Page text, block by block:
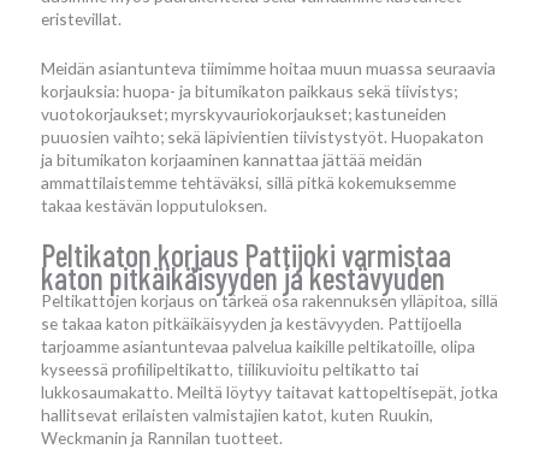
eristevillat.
Meidän asiantunteva tiimimme hoitaa muun muassa seuraavia
korjauksia: huopa- ja bitumikaton paikkaus sekä tiivistys;
vuotokorjaukset; myrskyvauriokorjaukset; kastuneiden
puuosien vaihto; sekä läpivientien tiivistystyöt. Huopakaton
ja bitumikaton korjaaminen kannattaa jättää meidän
ammattilaistemme tehtäväksi, sillä pitkä kokemuksemme
takaa kestävän lopputuloksen.
Peltikaton korjaus Pattijoki varmistaa
katon pitkäikäisyyden ja kestävyuden
Peltikattojen korjaus on tärkeä osa rakennuksen ylläpitoa, sillä
se takaa katon pitkäikäisyyden ja kestävyyden. Pattijoella
tarjoamme asiantuntevaa palvelua kaikille peltikatoille, olipa
kyseessä profiilipeltikatto, tiilikuvioitu peltikatto tai
lukkosaumakatto. Meiltä löytyy taitavat kattopeltisepät, jotka
hallitsevat erilaisten valmistajien katot, kuten Ruukin,
Weckmanin ja Rannilan tuotteet.